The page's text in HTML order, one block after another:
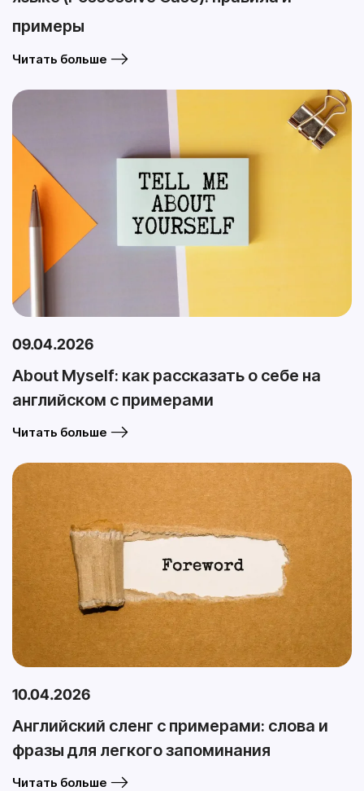
примеры
Читать больше
09.04.2026
About Myself: как рассказать о себе на
английском с примерами
Читать больше
10.04.2026
Английский сленг с примерами: слова и
фразы для легкого запоминания
Читать больше